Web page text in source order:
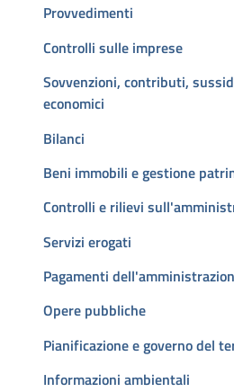
Provvedimenti
Controlli sulle imprese
Sovvenzioni, contributi,
economici
Bilanci
Beni immobili e gestione
Controlli e rilievi
Servizi erogati
Pagamenti
Opere pubbliche
Pianificazione e governo del
Informazioni ambientali